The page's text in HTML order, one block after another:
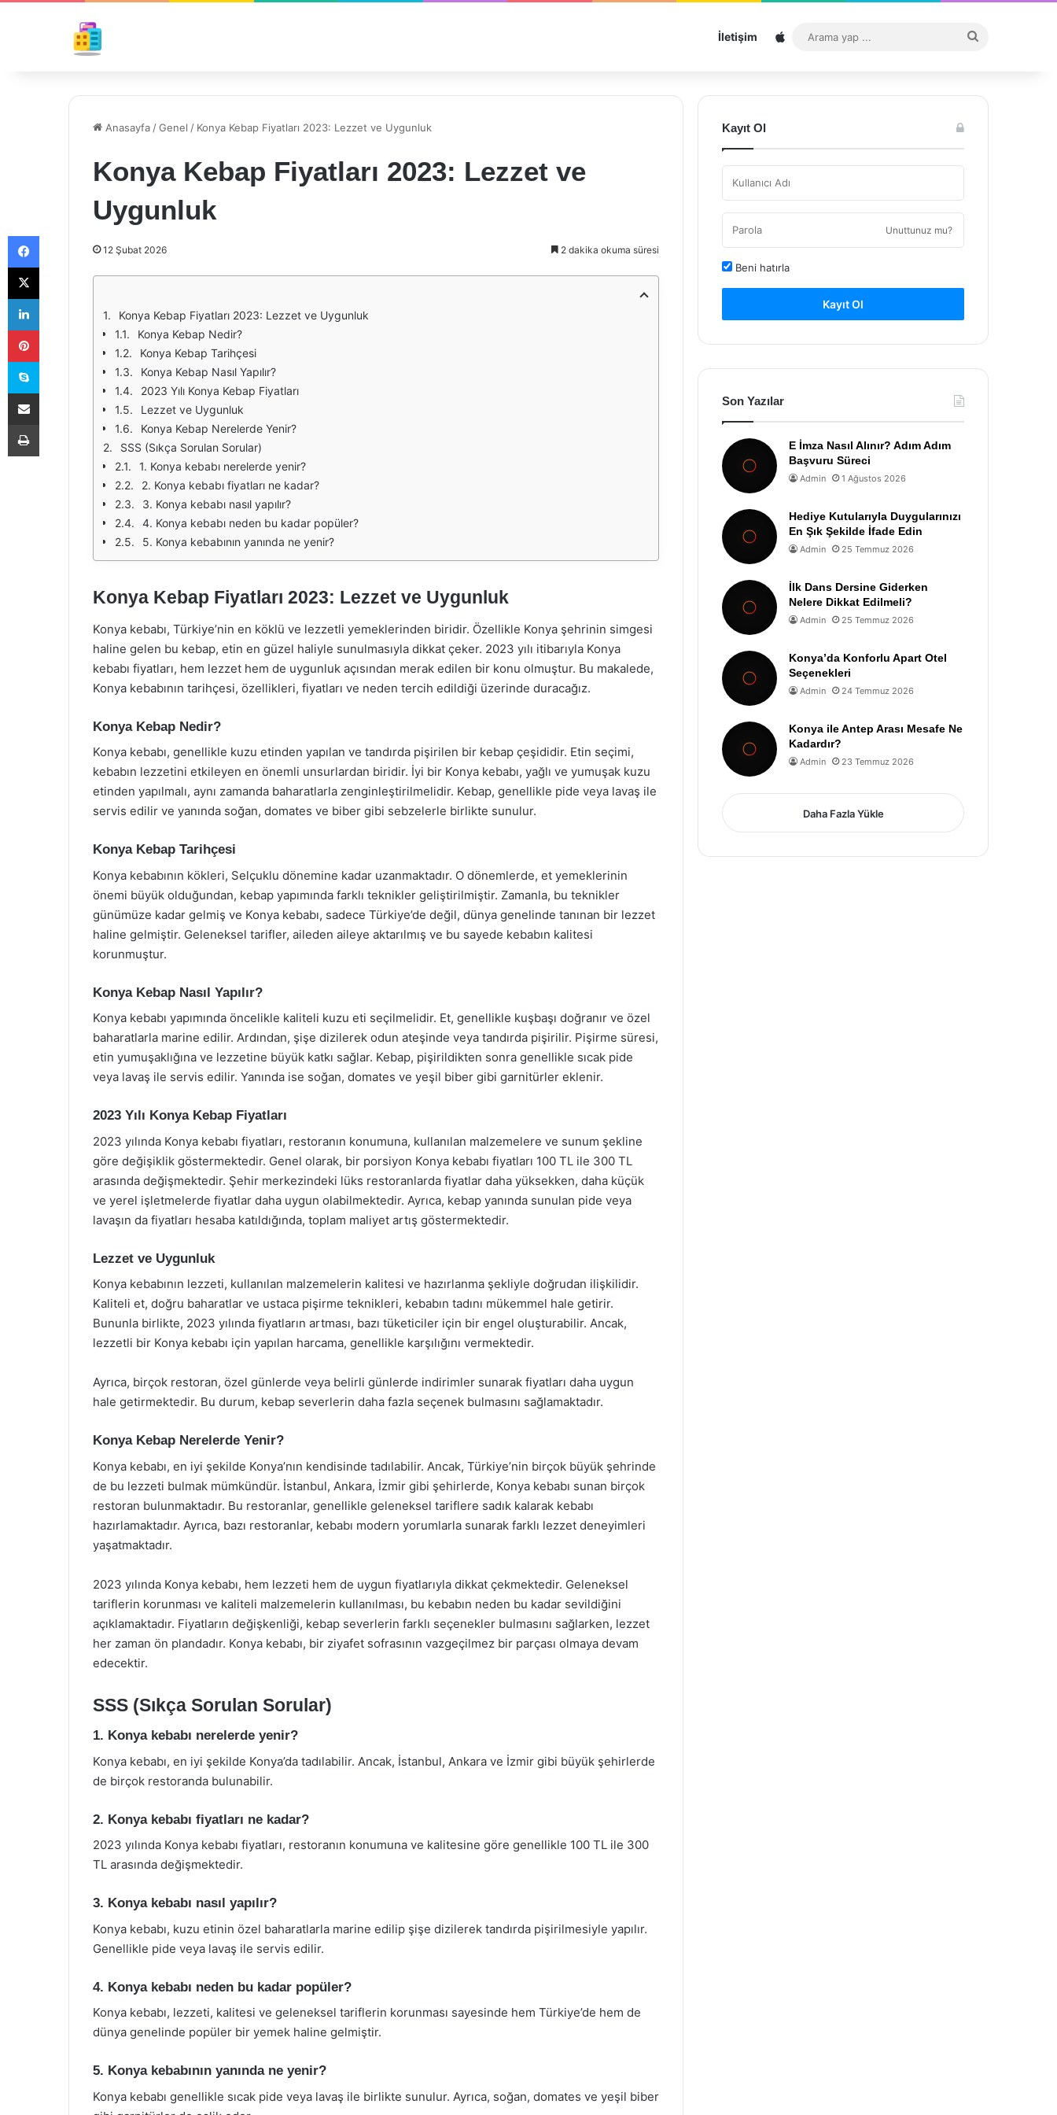
İletişim Sitemap
...
Anasayfa /Genel / Konya Kebap Fiyatları 2023: Lezzet ve Uygunluk
Konya Kebap Fiyatları 2023: Lezzet ve
Uygunluk
12 Şubat 2026 2 dakika okuma süresi
Konya Kebap Fiyatları 2023: Lezzet ve Uygunluk
Konya Kebap Nedir?
Konya Kebap Tarihçesi
Konya Kebap Nasıl Yapılır?
2023 Yılı Konya Kebap Fiyatları
Lezzet ve Uygunluk
Konya Kebap Nerelerde Yenir?
SSS (Sıkça Sorulan Sorular)
1. Konya kebabı nerelerde yenir?
2. Konya kebabı fiyatları ne kadar?
3. Konya kebabı nasıl yapılır?
4. Konya kebabı neden bu kadar popüler?
5. Konya kebabının yanında ne yenir?
Konya Kebap Fiyatları 2023: Lezzet ve Uygunluk
Konya kebabı, Türkiye’nin en köklü ve lezzetli yemeklerinden biridir. Özellikle Konya şehrinin simgesi
haline gelen bu kebap, etin en güzel haliyle sunulmasıyla dikkat çeker. 2023 yılı itibarıyla Konya
kebabı fiyatları, hem lezzet hem de uygunluk açısından merak edilen bir konu olmuştur. Bu makalede,
Konya kebabının tarihçesi, özellikleri, fiyatları ve neden tercih edildiği üzerinde duracağız.
Konya Kebap Nedir?
Konya kebabı, genellikle kuzu etinden yapılan ve tandırda pişirilen bir kebap çeşididir. Etin seçimi,
kebabın lezzetini etkileyen en önemli unsurlardan biridir. İyi bir Konya kebabı, yağlı ve yumuşak kuzu
etinden yapılmalı, aynı zamanda baharatlarla zenginleştirilmelidir. Kebap, genellikle pide veya lavaş ile
servis edilir ve yanında soğan, domates ve biber gibi sebzelerle birlikte sunulur.
Konya Kebap Tarihçesi
Konya kebabının kökleri, Selçuklu dönemine kadar uzanmaktadır. O dönemlerde, et yemeklerinin
önemi büyük olduğundan, kebap yapımında farklı teknikler geliştirilmiştir. Zamanla, bu teknikler
günümüze kadar gelmiş ve Konya kebabı, sadece Türkiye’de değil, dünya genelinde tanınan bir lezzet
haline gelmiştir. Geleneksel tarifler, aileden aileye aktarılmış ve bu sayede kebabın kalitesi
korunmuştur.
Konya Kebap Nasıl Yapılır?
Konya kebabı yapımında öncelikle kaliteli kuzu eti seçilmelidir. Et, genellikle kuşbaşı doğranır ve özel
baharatlarla marine edilir. Ardından, şişe dizilerek odun ateşinde veya tandırda pişirilir. Pişirme süresi,
etin yumuşaklığına ve lezzetine büyük katkı sağlar. Kebap, pişirildikten sonra genellikle sıcak pide
veya lavaş ile servis edilir. Yanında ise soğan, domates ve yeşil biber gibi garnitürler eklenir.
2023 Yılı Konya Kebap Fiyatları
2023 yılında Konya kebabı fiyatları, restoranın konumuna, kullanılan malzemelere ve sunum şekline
göre değişiklik göstermektedir. Genel olarak, bir porsiyon Konya kebabı fiyatları 100 TL ile 300 TL
arasında değişmektedir. Şehir merkezindeki lüks restoranlarda fiyatlar daha yüksekken, daha küçük
ve yerel işletmelerde fiyatlar daha uygun olabilmektedir. Ayrıca, kebap yanında sunulan pide veya
lavaşın da fiyatları hesaba katıldığında, toplam maliyet artış göstermektedir.
Lezzet ve Uygunluk
Konya kebabının lezzeti, kullanılan malzemelerin kalitesi ve hazırlanma şekliyle doğrudan ilişkilidir.
Kaliteli et, doğru baharatlar ve ustaca pişirme teknikleri, kebabın tadını mükemmel hale getirir.
Bununla birlikte, 2023 yılında fiyatların artması, bazı tüketiciler için bir engel oluşturabilir. Ancak,
lezzetli bir Konya kebabı için yapılan harcama, genellikle karşılığını vermektedir.
Ayrıca, birçok restoran, özel günlerde veya belirli günlerde indirimler sunarak fiyatları daha uygun
hale getirmektedir. Bu durum, kebap severlerin daha fazla seçenek bulmasını sağlamaktadır.
Konya Kebap Nerelerde Yenir?
Konya kebabı, en iyi şekilde Konya’nın kendisinde tadılabilir. Ancak, Türkiye’nin birçok büyük şehrinde
de bu lezzeti bulmak mümkündür. İstanbul, Ankara, İzmir gibi şehirlerde, Konya kebabı sunan birçok
restoran bulunmaktadır. Bu restoranlar, genellikle geleneksel tariflere sadık kalarak kebabı
hazırlamaktadır. Ayrıca, bazı restoranlar, kebabı modern yorumlarla sunarak farklı lezzet deneyimleri
yaşatmaktadır.
2023 yılında Konya kebabı, hem lezzeti hem de uygun fiyatlarıyla dikkat çekmektedir. Geleneksel
tariflerin korunması ve kaliteli malzemelerin kullanılması, bu kebabın neden bu kadar sevildiğini
açıklamaktadır. Fiyatların değişkenliği, kebap severlerin farklı seçenekler bulmasını sağlarken, lezzet
her zaman ön plandadır. Konya kebabı, bir ziyafet sofrasının vazgeçilmez bir parçası olmaya devam
edecektir.
SSS (Sıkça Sorulan Sorular)
1. Konya kebabı nerelerde yenir?
Konya kebabı, en iyi şekilde Konya’da tadılabilir. Ancak, İstanbul, Ankara ve İzmir gibi büyük şehirlerde
de birçok restoranda bulunabilir.
2. Konya kebabı fiyatları ne kadar?
2023 yılında Konya kebabı fiyatları, restoranın konumuna ve kalitesine göre genellikle 100 TL ile 300
TL arasında değişmektedir.
3. Konya kebabı nasıl yapılır?
Konya kebabı, kuzu etinin özel baharatlarla marine edilip şişe dizilerek tandırda pişirilmesiyle yapılır.
Genellikle pide veya lavaş ile servis edilir.
4. Konya kebabı neden bu kadar popüler?
Konya kebabı, lezzeti, kalitesi ve geleneksel tariflerin korunması sayesinde hem Türkiye’de hem de
dünya genelinde popüler bir yemek haline gelmiştir.
5. Konya kebabının yanında ne yenir?
Konya kebabı genellikle sıcak pide veya lavaş ile birlikte sunulur. Ayrıca, soğan, domates ve yeşil biber
Kayıt Ol
Unuttunuz mu?
Beni hatırla
Kayıt Ol
Son Yazılar
E İmza Nasıl Alınır? Adım Adım
Başvuru Süreci
Admin 1 Ağustos 2026
Hediye Kutularıyla Duygularınızı
En Şık Şekilde İfade Edin
Admin 25 Temmuz 2026
İlk Dans Dersine Giderken
Nelere Dikkat Edilmeli?
Admin 25 Temmuz 2026
Konya’da Konforlu Apart Otel
Seçenekleri
Admin 24 Temmuz 2026
Konya ile Antep Arası Mesafe Ne
Kadardır?
Admin 23 Temmuz 2026
Daha Fazla Yükle
Facebook
X
LinkedIn
Pinterest
Skype
E-Posta ile paylaş